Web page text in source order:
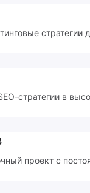
стратегии
стратегии в
проект с